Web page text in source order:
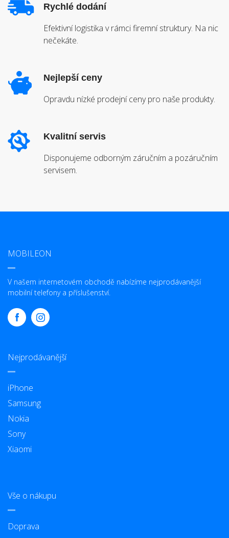
Rychlé dodání
Efektivní logistika v rámci firemní struktury. Na nic
nečekáte.
Nejlepší ceny
Opravdu nízké prodejní ceny pro naše produkty.
Kvalitní servis
Disponujeme odborným záručním a pozáručním
servisem.
MOBILEON
V našem internetovém obchodě nabízíme nejprodávanější
mobilní telefony a příslušenství.
Nejprodávanější
iPhone
Samsung
Nokia
Sony
Xiaomi
Vše o nákupu
Doprava